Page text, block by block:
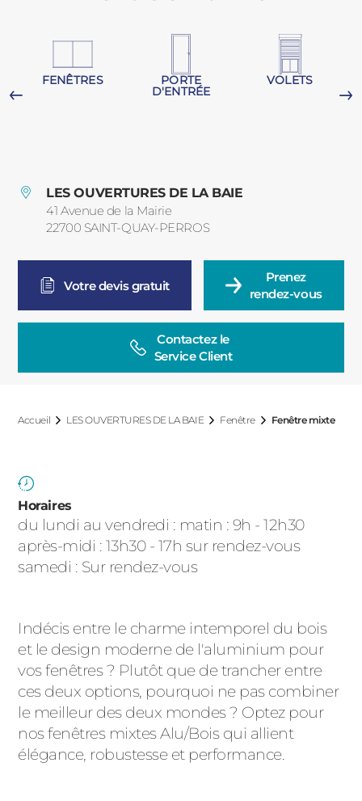
FENÊTRES PORTE
D'ENTRÉE
VOLETS
LES OUVERTURES DE LA BAIE
41 Avenue de la Mairie
22700 SAINT-QUAY-PERROS
Votre devis gratuit
Prenez
rendez-vous
Contactez le
Service Client
Accueil LES OUVERTURES DE LA BAIE Fenêtre Fenêtre mixte
Horaires
du lundi au vendredi : matin : 9h - 12h30
après-midi : 13h30 - 17h sur rendez-vous
samedi : Sur rendez-vous
Indécis entre le charme intemporel du bois
et le design moderne de l'aluminium pour
vos fenêtres ? Plutôt que de trancher entre
ces deux options, pourquoi ne pas combiner
le meilleur des deux mondes ? Optez pour
nos fenêtres mixtes Alu/Bois qui allient
élégance, robustesse et performance.
PVC
ACIER